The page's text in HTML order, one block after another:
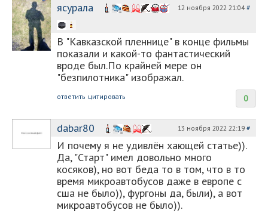
ясурала 12 ноября 2022 21:04#
В "Кавказской пленнице" в конце фильмы
показали и какой-то фантастический
вроде был.По крайней мере он
"безпилотника" изображал.
0
ответить цитировать
dabar80 13 ноября 2022 22:19 #
И почему я не удивлён хающей статье)).
Да, "Старт" имел довольно много
косяков), но вот беда то в том, что в то
время микроавтобусов даже в европе с
сша не было)), фургоны да, были), а вот
микроавтобусов не было)).